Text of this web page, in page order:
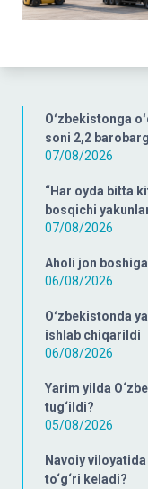
Oʻzbekistonga
soni 2,2
07/08/2026
“Har oyda bitta
bosqichi
07/08/2026
Aholi jon
06/08/2026
Oʻzbekistonda
ishlab chiqarildi
06/08/2026
Yarim yilda
tug‘ildi?
05/08/2026
Navoiy
to‘g‘ri keladi?